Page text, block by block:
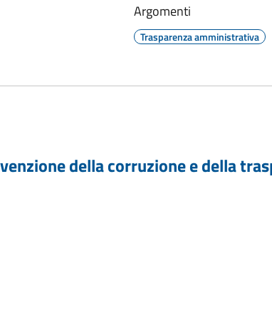
Argomenti
Trasparenza amministrativa
della corruzione e della